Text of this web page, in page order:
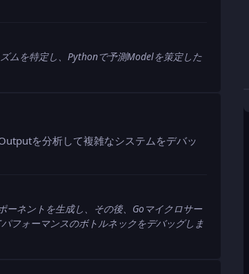
ムを特定し、Pythonで予測Modelを策定した
を分析して複雑なシステムをデバッ
ーネントを生成し、その後、Goマイクロサー
フォーマンスのボトルネックをデバッグしま